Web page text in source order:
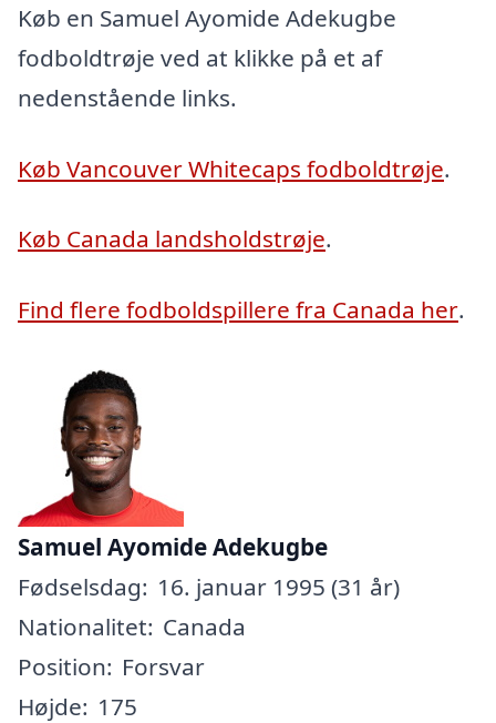
Køb en Samuel Ayomide Adekugbe
fodboldtrøje ved at klikke på et af
nedenstående links.
Køb Vancouver Whitecaps fodboldtrøje.
Køb Canada landsholdstrøje.
Find flere fodboldspillere fra Canada her.
Samuel Ayomide Adekugbe
Fødselsdag: 16. januar 1995 (31 år)
Nationalitet: Canada
Position: Forsvar
Højde: 175